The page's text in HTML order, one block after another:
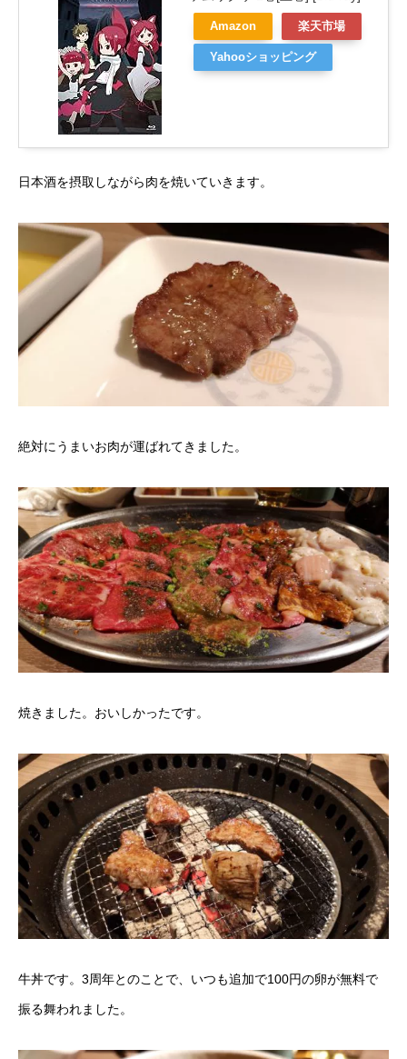
Amazon 楽天市場
Yahooショッピング
日本酒を摂取しながら肉を焼いていきます。
絶対にうまいお肉が運ばれてきました。
焼きました。おいしかったです。
牛丼です。3周年とのことで、いつも追加で100円の卵が無料で
振る舞われました。